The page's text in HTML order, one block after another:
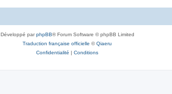
Développé parphpBB® Forum Software © phpBB Limited
Traduction française officielle ©Qiaeru
Confidentialité | Conditions